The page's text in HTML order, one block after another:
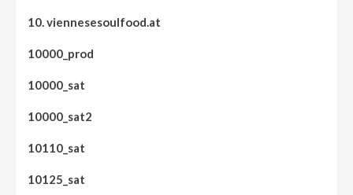
10. viennesesoulfood.at
10000_prod
10000_sat
10000_sat2
10110_sat
10125_sat